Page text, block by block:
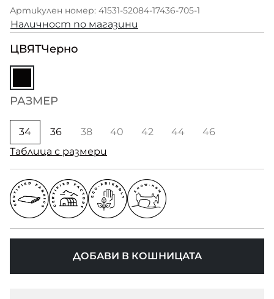
Артикулен номер: 41531-52084-17436-705-1
Наличност по магазини
ЦВЯТЧерно
РАЗМЕР
34 36 38 40 42 44
46
Таблица с размери
ДОБАВИ В КОШНИЦАТА